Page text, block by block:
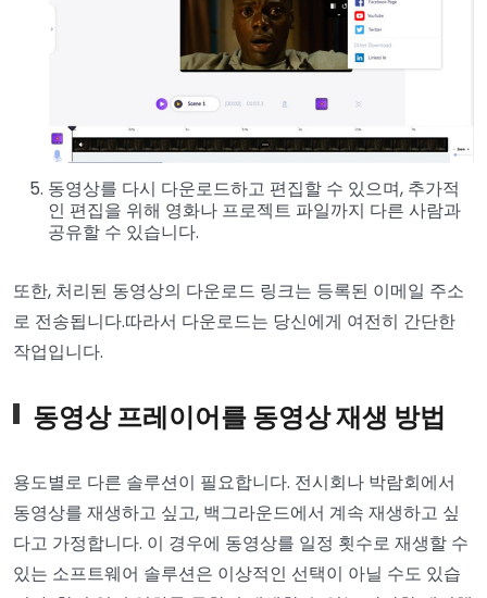
동영상를 다시 다운로드하고 편집할 수 있으며, 추가적
인 편집을 위해 영화나 프로젝트 파일까지 다른 사람과
공유할 수 있습니다.
또한, 처리된 동영상의 다운로드 링크는 등록된 이메일 주소
로 전송됩니다.따라서 다운로드는 당신에게 여전히 간단한
작업입니다.
동영상 프레이어를 동영상 재생 방법
용도별로 다른 솔루션이 필요합니다. 전시회나 박람회에서
동영상를 재생하고 싶고, 백그라운드에서 계속 재생하고 싶
다고 가정합니다. 이 경우에 동영상를 일정 횟수로 재생할 수
있는 소프트웨어 솔루션은 이상적인 선택이 아닐 수도 있습